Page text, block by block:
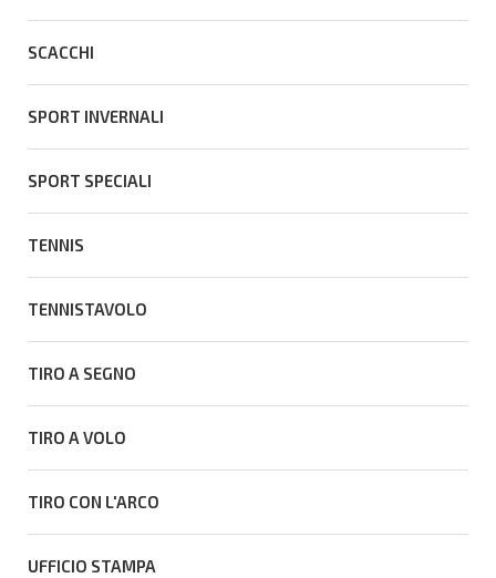
SCACCHI
SPORT INVERNALI
SPORT SPECIALI
TENNIS
TENNISTAVOLO
TIRO A SEGNO
TIRO A VOLO
TIRO CON L'ARCO
UFFICIO STAMPA